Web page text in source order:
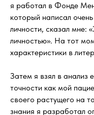
я работал в Фонде
который написал
личности, сказал мне:
личностью». На тот
характеристики в
Затем я взял в анализ
точности как мой
своего растущего на
знания я разработал